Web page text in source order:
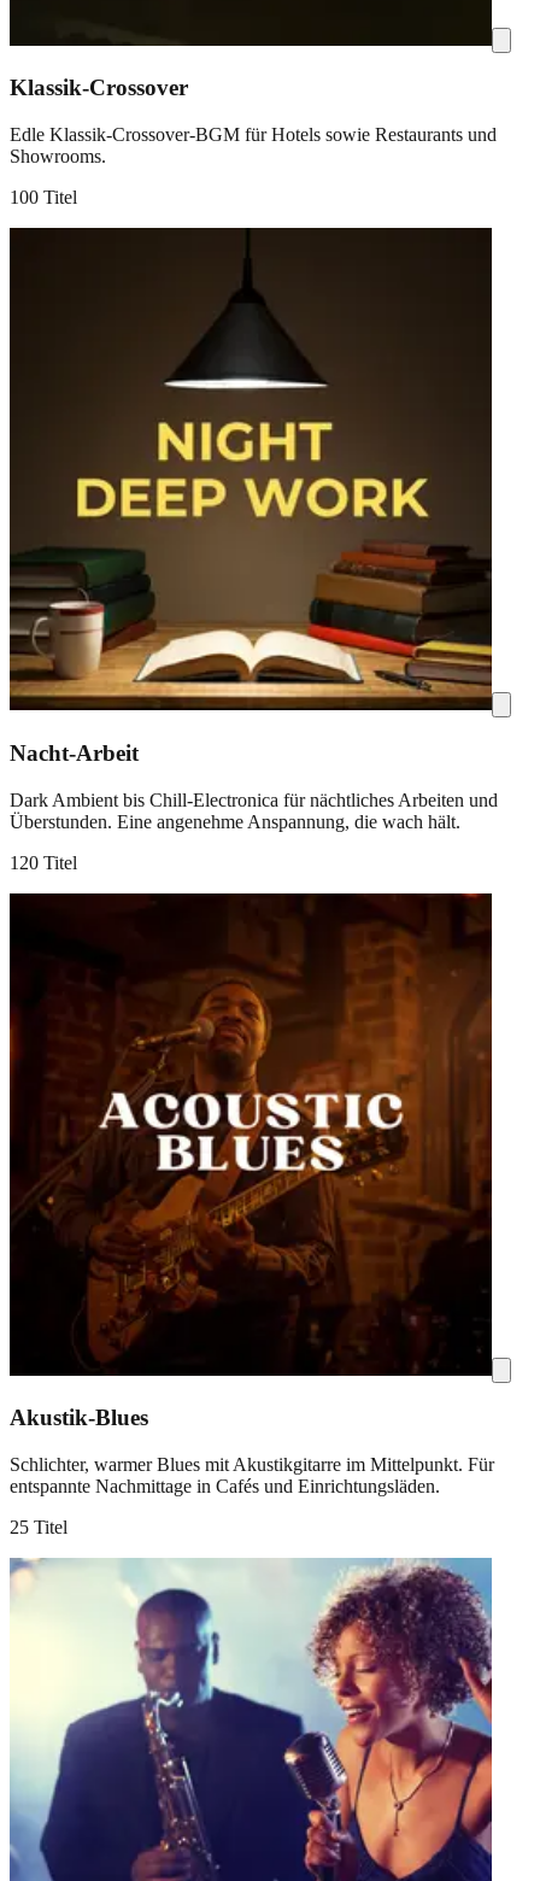
Klassik-Crossover
Edle Klassik-Crossover-BGM für Hotels sowie Restaurants und
Showrooms.
100 Titel
Nacht-Arbeit
Dark Ambient bis Chill-Electronica für nächtliches Arbeiten und
Überstunden. Eine angenehme Anspannung, die wach hält.
120 Titel
Akustik-Blues
Schlichter, warmer Blues mit Akustikgitarre im Mittelpunkt. Für
entspannte Nachmittage in Cafés und Einrichtungsläden.
25 Titel